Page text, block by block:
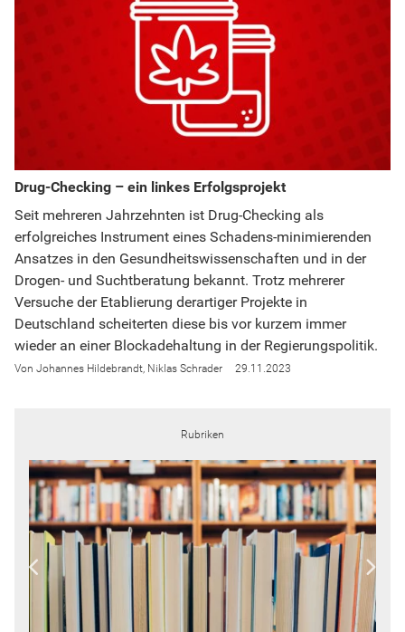
Drug-Checking – ein linkes Erfolgsprojekt
Seit mehreren Jahrzehnten ist Drug-Checking als
erfolgreiches Instrument eines Schadens-minimierenden
Ansatzes in den Gesundheitswissenschaften und in der
Drogen- und Suchtberatung bekannt. Trotz mehrerer
Versuche der Etablierung derartiger Projekte in
Deutschland scheiterten diese bis vor kurzem immer
wieder an einer Blockadehaltung in der Regierungspolitik.
Johannes Hildebrandt Niklas Schrader 29.11.2023
Rubriken